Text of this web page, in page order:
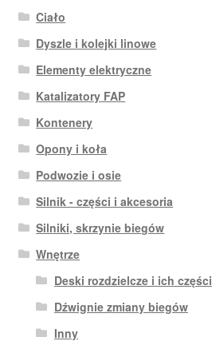
Ciało
Dyszle i kolejki linowe
Elementy elektryczne
Katalizatory FAP
Kontenery
Opony i koła
Podwozie i osie
Silnik - części i akcesoria
Silniki, skrzynie biegów
Wnętrze
Deski rozdzielcze i ich części
Dźwignie zmiany biegów
Inny